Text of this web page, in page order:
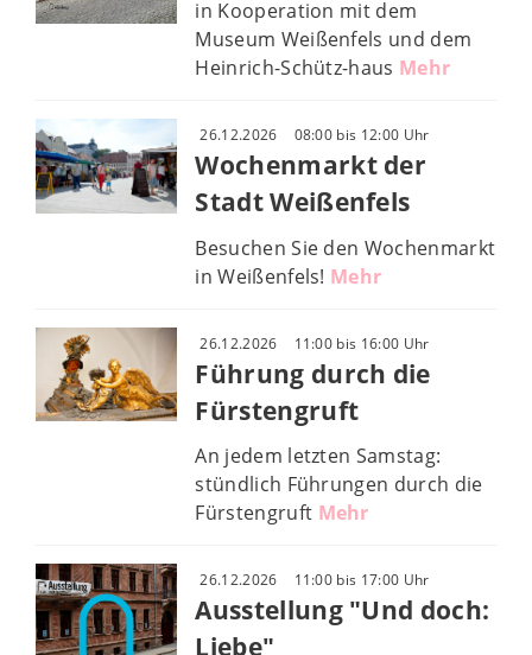
in Kooperation mit dem
Museum Weißenfels und dem
Heinrich-Schütz-haus Mehr
26.12.2026 08:00 bis 12:00 Uhr
Wochenmarkt der
Stadt Weißenfels
Besuchen Sie den Wochenmarkt
in Weißenfels! Mehr
26.12.2026 11:00 bis 16:00 Uhr
Führung durch die
Fürstengruft
An jedem letzten Samstag:
stündlich Führungen durch die
Fürstengruft Mehr
26.12.2026 11:00 bis 17:00 Uhr
Ausstellung "Und doch:
Liebe"